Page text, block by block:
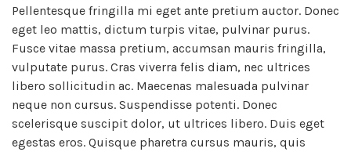
Pellentesque fringilla mi eget ante pretium auctor. Donec
eget leo mattis, dictum turpis vitae, pulvinar purus.
Fusce vitae massa pretium, accumsan mauris fringilla,
vulputate purus. Cras viverra felis diam, nec ultrices
libero sollicitudin ac. Maecenas malesuada pulvinar
neque non cursus. Suspendisse potenti. Donec
scelerisque suscipit dolor, ut ultrices libero. Duis eget
egestas eros. Quisque pharetra cursus mauris, quis